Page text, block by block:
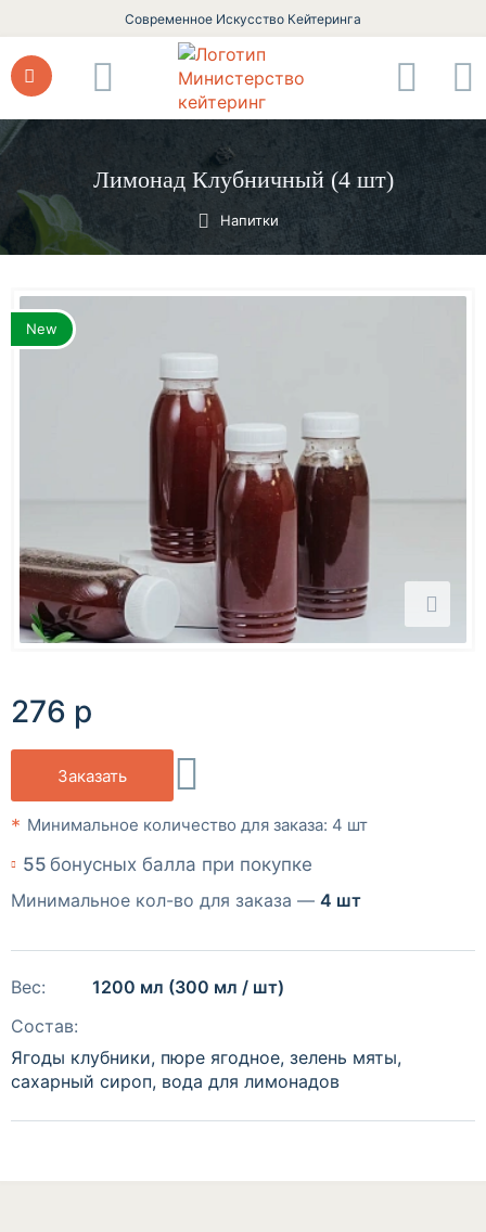
Современное Искусство Кейтеринга
Лимонад Клубничный (4 шт)
Напитки
New
55 бонусных балла при покупке
Минимальное кол-во для заказа — 4 шт
Вес:
1200 мл (300 мл / шт)
Состав:
Ягоды клубники, пюре ягодное, зелень мяты,
сахарный сироп, вода для лимонадов
276 р
Заказать
Минимальное количество для заказа: 4 шт